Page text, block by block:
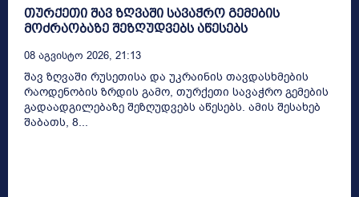
თურქეთი შავ ზღვაში სავაჭრო გემების
მოძრაობაზე შეზღუდვებს აწესებს
08 Აგვისტო 2026, 21:13
შავ ზღვაში რუსეთისა და უკრაინის თავდასხმების
რაოდენობის ზრდის გამო, თურქეთი სავაჭრო გემების
გადაადგილებაზე შეზღუდვებს აწესებს. ამის შესახებ
შაბათს, 8...